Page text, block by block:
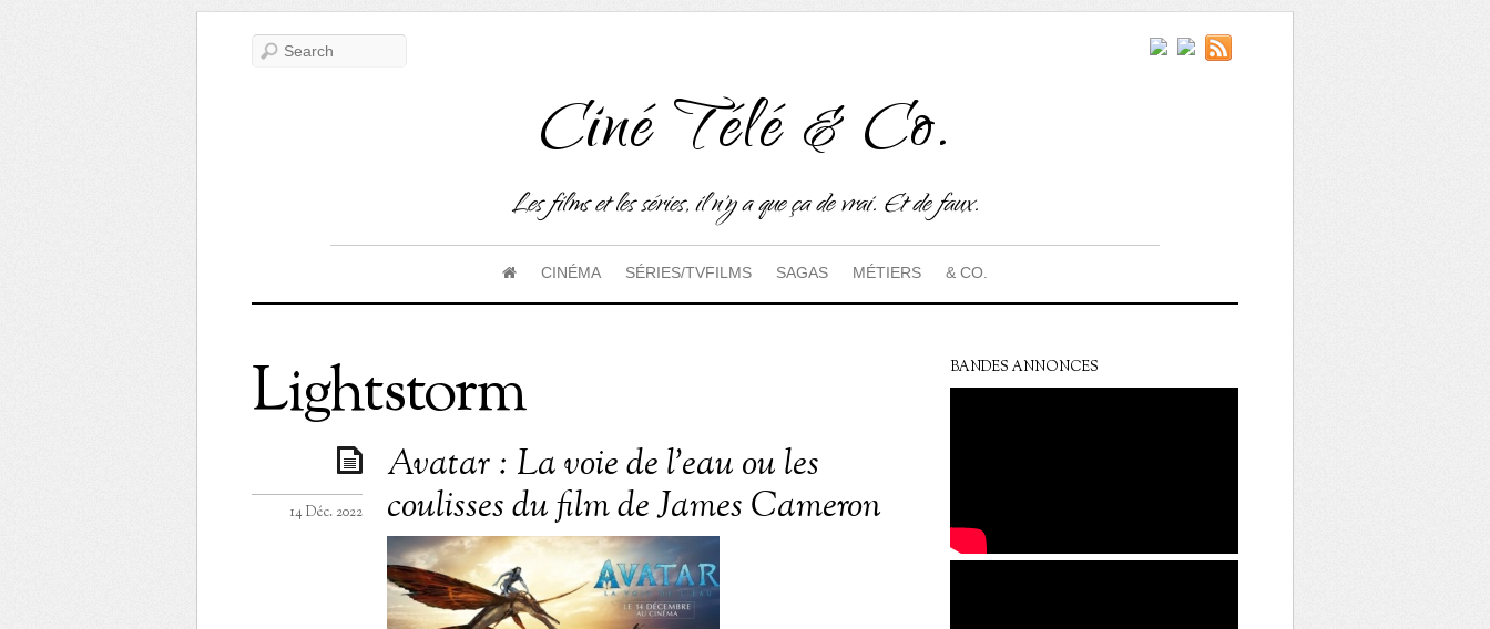
Ciné Télé & Co.
Les films et les séries, il n'y a que ça de vrai. Et de faux.
CINÉMA SÉRIES/TVFILMS SAGAS MÉTIERS & CO.
Lightstorm
Avatar : La voie de l’eau ou les
coulisses du film de James Cameron
14 Déc. 2022
BANDES ANNONCES